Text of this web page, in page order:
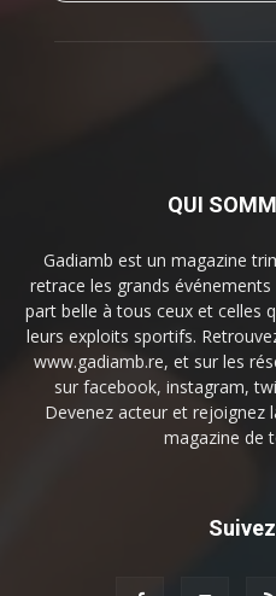
QUI
Gadiamb est un magazine
retrace les grands
part belle à tous ceux et celles
leurs exploits sportifs.
www.gadiamb.re, et sur les
sur facebook, instagram,
Devenez acteur et rejoignez
magazine de